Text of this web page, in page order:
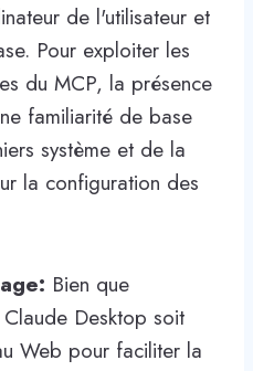
de l'utilisateur et
Pour exploiter les
du MCP, la présence
familiarité de base
système et de la
la configuration des
Bien que
Desktop soit
Web pour faciliter la